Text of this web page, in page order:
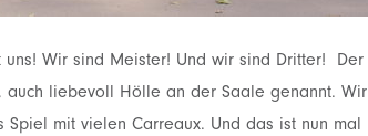
Wir sind Meister! Und wir sind Dritter! Der
liebevoll Hölle an der Saale genannt. Wir
mit vielen Carreaux. Und das ist nun mal